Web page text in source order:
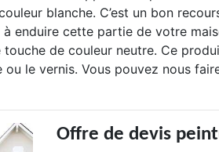
blanche. C’est un bon
à enduire cette partie de votre
touche de couleur neutre. Ce
le vernis. Vous pouvez nous
Offre de devis